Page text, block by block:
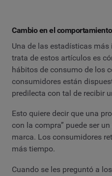
Cambio en el comportamiento
Una de las estadísticas
trata de estos artículos es
hábitos de consumo de los
consumidores están
predilecta con tal de recibir
Esto quiere decir que una
con la compra” puede ser
marca. Los consumidores
más tiempo.
Cuando se les preguntó a